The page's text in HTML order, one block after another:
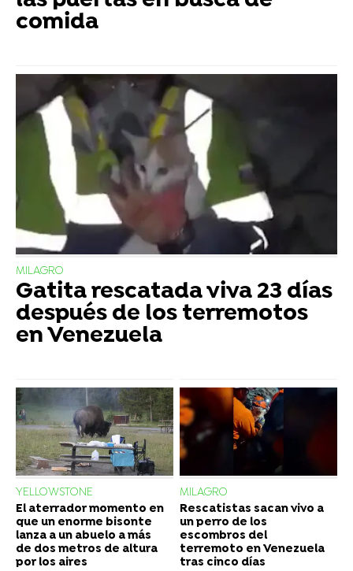
comida
MILAGRO
Gatita rescatada viva 23 días
después de los terremotos
en Venezuela
YELLOWSTONE
El aterrador momento en
que un enorme bisonte
lanza a un abuelo a más
de dos metros de altura
por los aires
MILAGRO
Rescatistas sacan vivo a
un perro de los
escombros del
terremoto en Venezuela
tras cinco días